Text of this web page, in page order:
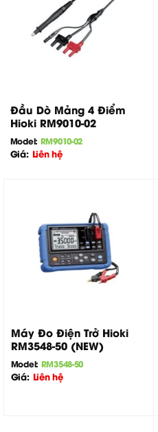
Đầu Dò Mảng 4 Điểm
Hioki RM9010-02
Model: RM9010-02
Giá: Liên hệ
Máy Đo Điện Trở Hioki
RM3548-50 (NEW)
Model: RM3548-50
Giá: Liên hệ